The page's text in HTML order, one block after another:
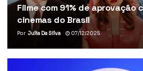
Filme com 91% de aprovação
cinemas do Brasil
Por Julia Da Silva 07/12/2025